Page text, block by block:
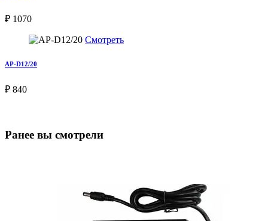
₽ 1070
Смотреть
AP-D12/20
₽ 840
Ранее вы смотрели